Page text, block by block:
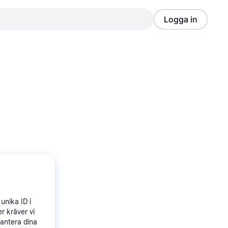
Logga in
ID i
kräver vi
dina